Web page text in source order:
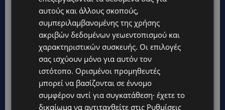
Topics
UPDATES
ΚΟΛΟΜΒΙΑ: Στους 77 οι νεκροί από τον σεισμό των 7,4 Ρίχτερ
– Αγωνία για τον 6χρονο γιο του δημάρχου που αγνοείται
μέσα στα συντρίμμια
αυτούς και άλλους σκοπούς,
συμπεριλαμβανομένης της χρήσης
ακριβών δεδομένων γεωεντοπισμού και
χαρακτηριστικών συσκευής. Οι επιλογές
σας ισχύουν μόνο για αυτόν τον
ιστότοπο. Ορισμένοι προμηθευτές
μπορεί να βασίζονται σε έννομο
συμφέρον αντί για συγκατάθεση· έχετε το
δικαίωμα να αντιταχθείτε στις Ρυθμίσεις